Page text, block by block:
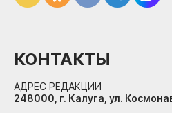
КОНТАКТЫ
АДРЕС РЕДАКЦИИ
248000, г. Калуга, ул.